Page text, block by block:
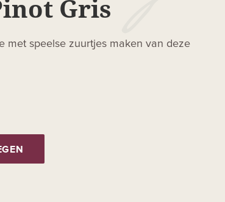
Gris
met speelse zuurtjes maken van deze